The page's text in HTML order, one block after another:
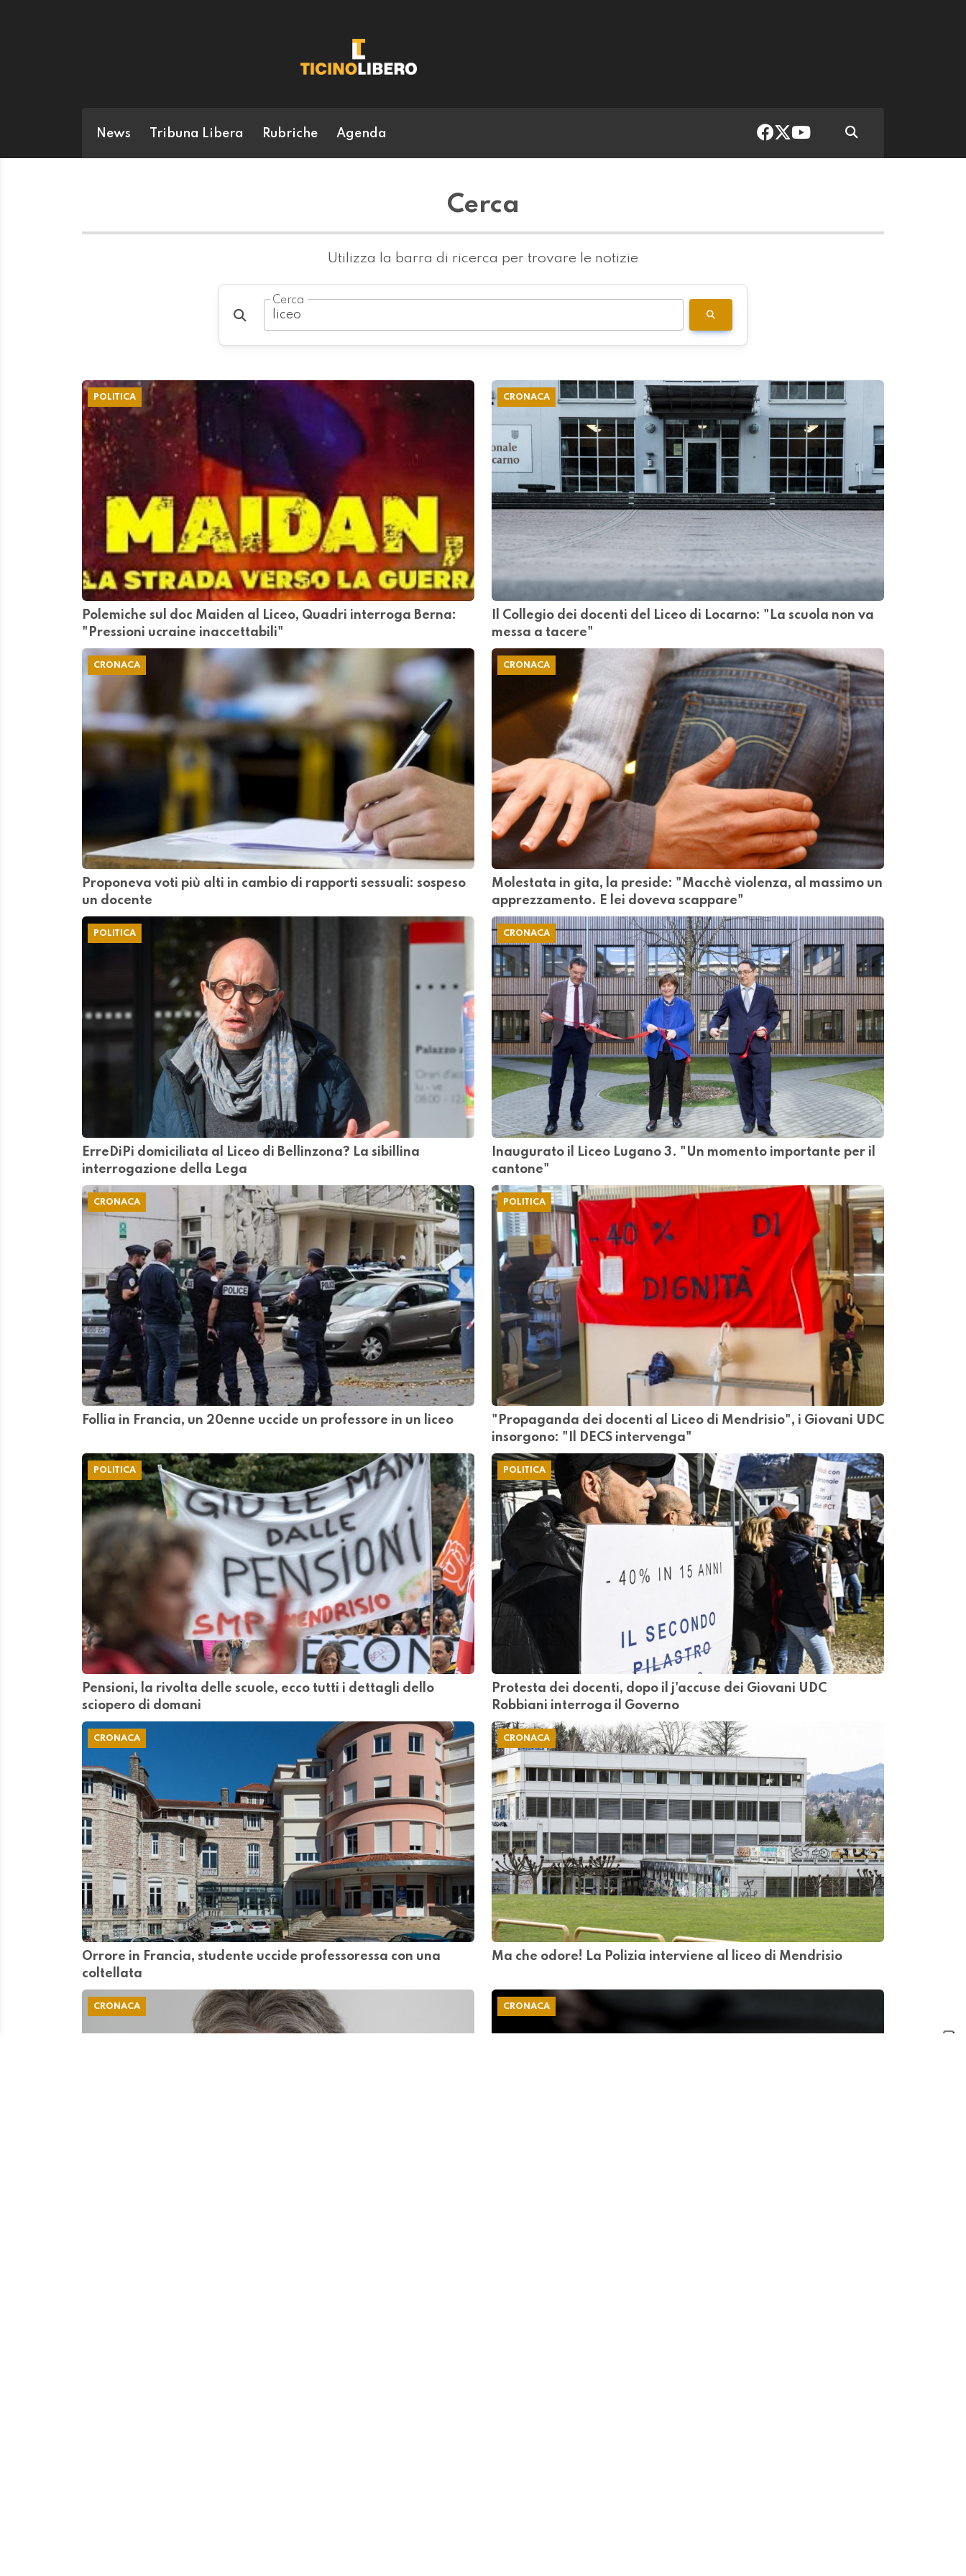
News Tribuna Libera Rubriche Agenda
Cerca
Utilizza la barra di ricerca per trovare le notizie
Cerca
POLITICA
Polemiche sul doc Maiden al Liceo, Quadri interroga Berna:
"Pressioni ucraine inaccettabili"
CRONACA
Il Collegio dei docenti del Liceo di Locarno: "La scuola non va
messa a tacere"
CRONACA
Proponeva voti più alti in cambio di rapporti sessuali: sospeso
un docente
CRONACA
Molestata in gita, la preside: "Macchè violenza, al massimo un
apprezzamento. E lei doveva scappare"
POLITICA
ErreDiPi domiciliata al Liceo di Bellinzona? La sibillina
interrogazione della Lega
CRONACA
Inaugurato il Liceo Lugano 3. "Un momento importante per il
cantone"
CRONACA
Follia in Francia, un 20enne uccide un professore in un liceo
POLITICA
"Propaganda dei docenti al Liceo di Mendrisio", i Giovani UDC
insorgono: "Il DECS intervenga"
POLITICA
Pensioni, la rivolta delle scuole, ecco tutti i dettagli dello
sciopero di domani
POLITICA
Protesta dei docenti, dopo il j'accuse dei Giovani UDC
Robbiani interroga il Governo
CRONACA
Orrore in Francia, studente uccide professoressa con una
coltellata
CRONACA
Ma che odore! La Polizia interviene al liceo di Mendrisio
CRONACA CRONACA